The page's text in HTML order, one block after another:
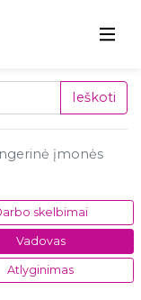
Ieškoti
įmonės
skelbimai
Vadovas
Atlyginimas